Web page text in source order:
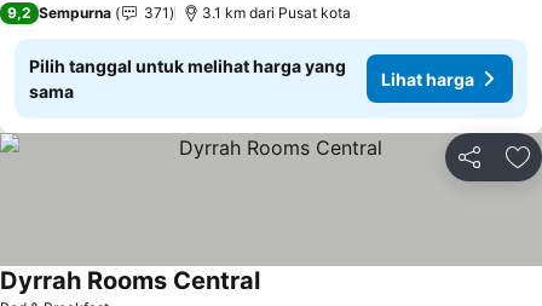
9,2 Sempurna 371 3.1 km dari Pusat kota
Pilih tanggal untuk melihat harga yang
sama
Lihat harga
Bagikan
Dyrrah Rooms CentralLihat harga